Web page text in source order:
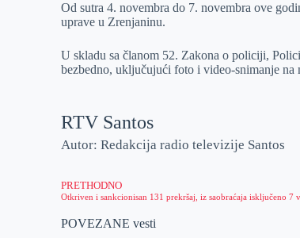
e
I
n
s
A
p
p
a
l
Od sutra 4. novembra do 7. novembra ove
uprave u Zrenjaninu.
U skladu sa članom 52. Zakona o policiji,
bezbedno, uključujući foto i video-snimanje
RTV Santos
Autor: Redakcija radio televizije Santos
PRETHODNO
POVEZANE vesti